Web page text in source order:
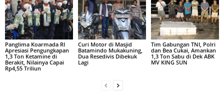
Panglima Koarmada RI
Apresiasi Pengungkapan
1,3 Ton Ketamine di
Berakit, Nilainya Capai
Rp4,55 Triliun
Curi Motor di Masjid
Batamindo Mukakuning,
Dua Resedivis Dibekuk
Lagi
Tim Gabungan TNI, Polri
dan Bea Cukai, Amankan
1,3 Ton Sabu di Dek ABK
MV KING SUN